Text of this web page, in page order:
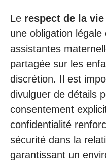
Le respect de la
une obligation
assistantes
partagée sur les
discrétion. Il est
divulguer de détails
consentement
confidentialité
sécurité dans la
garantissant un